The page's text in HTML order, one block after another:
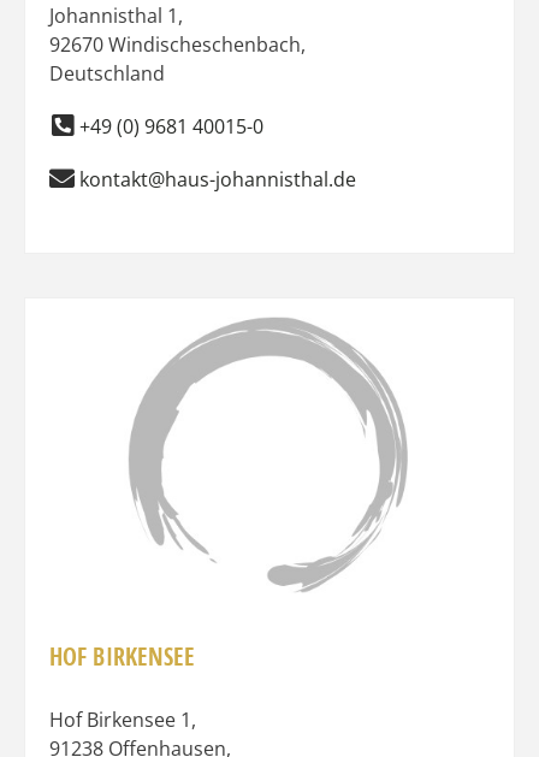
Johannisthal 1,
92670Windischeschenbach,
Deutschland
+49 (0) 9681 40015-0
kontakt@haus-johannisthal.de
HOF BIRKENSEE
Hof Birkensee 1,
91238 Offenhausen,